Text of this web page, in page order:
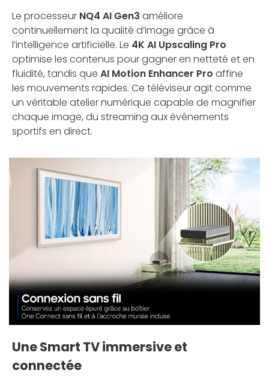
Le processeur NQ4 AI Gen3 améliore
continuellement la qualité d’image grâce à
l’intelligence artificielle. Le 4K AI Upscaling Pro
optimise les contenus pour gagner en netteté et en
fluidité, tandis que AI Motion Enhancer Pro affine
les mouvements rapides. Ce téléviseur agit comme
un véritable atelier numérique capable de magnifier
chaque image, du streaming aux événements
sportifs en direct.
Une Smart TV immersive et
connectée